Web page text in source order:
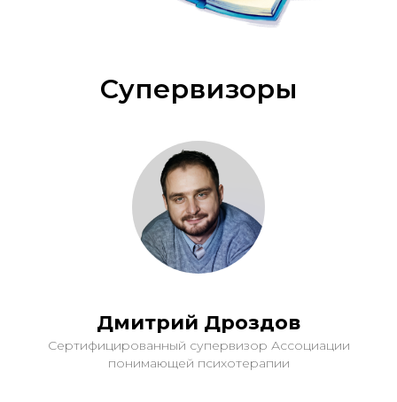
Супервизоры
Дмитрий Дроздов
Сертифицированный супервизор Ассоциации
понимающей психотерапии